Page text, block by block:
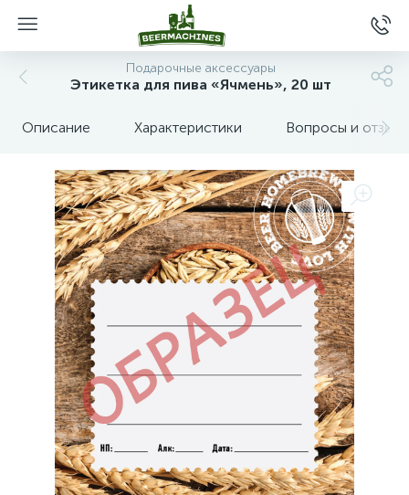
Подарочные аксессуары
Этикетка для пива «Ячмень», 20 шт
Описание Характеристики Вопросы и отзывы